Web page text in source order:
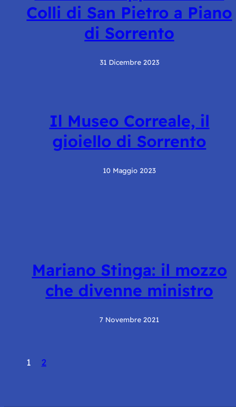
Colli di San Pietro a Piano
di Sorrento
31 Dicembre 2023
Il Museo Correale, il
gioiello di Sorrento
10 Maggio 2023
Mariano Stinga: il mozzo
che divenne ministro
7 Novembre 2021
1 2